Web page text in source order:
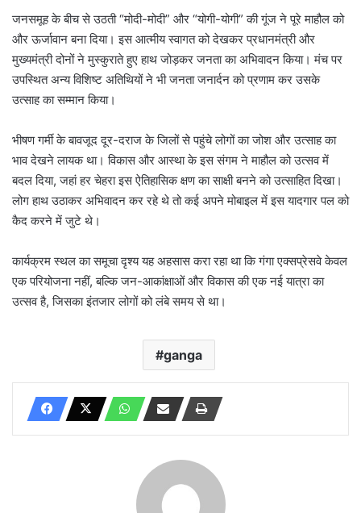
जनसमूह के बीच से उठती “मोदी-मोदी” और “योगी-योगी” की गूंज ने पूरे माहौल को
और ऊर्जावान बना दिया। इस आत्मीय स्वागत को देखकर प्रधानमंत्री और
मुख्यमंत्री दोनों ने मुस्कुराते हुए हाथ जोड़कर जनता का अभिवादन किया। मंच पर
उपस्थित अन्य विशिष्ट अतिथियों ने भी जनता जनार्दन को प्रणाम कर उसके
उत्साह का सम्मान किया।
भीषण गर्मी के बावजूद दूर-दराज के जिलों से पहुंचे लोगों का जोश और उत्साह का
भाव देखने लायक था। विकास और आस्था के इस संगम ने माहौल को उत्सव में
बदल दिया, जहां हर चेहरा इस ऐतिहासिक क्षण का साक्षी बनने को उत्साहित दिखा।
लोग हाथ उठाकर अभिवादन कर रहे थे तो कई अपने मोबाइल में इस यादगार पल को
कैद करने में जुटे थे।
कार्यक्रम स्थल का समूचा दृश्य यह अहसास करा रहा था कि गंगा एक्सप्रेसवे केवल
एक परियोजना नहीं, बल्कि जन-आकांक्षाओं और विकास की एक नई यात्रा का
उत्सव है, जिसका इंतजार लोगों को लंबे समय से था।
ganga